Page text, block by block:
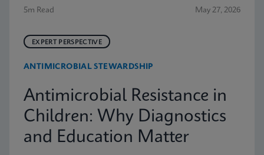
5m Read May 27, 2026
EXPERT PERSPECTIVE
ANTIMICROBIAL STEWARDSHIP
Antimicrobial Resistance in
Children: Why Diagnostics
and Education Matter